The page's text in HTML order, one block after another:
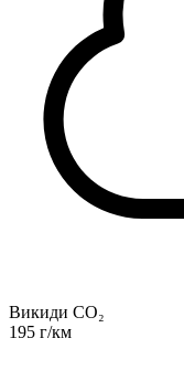
Викиди CO₂
195 г/км